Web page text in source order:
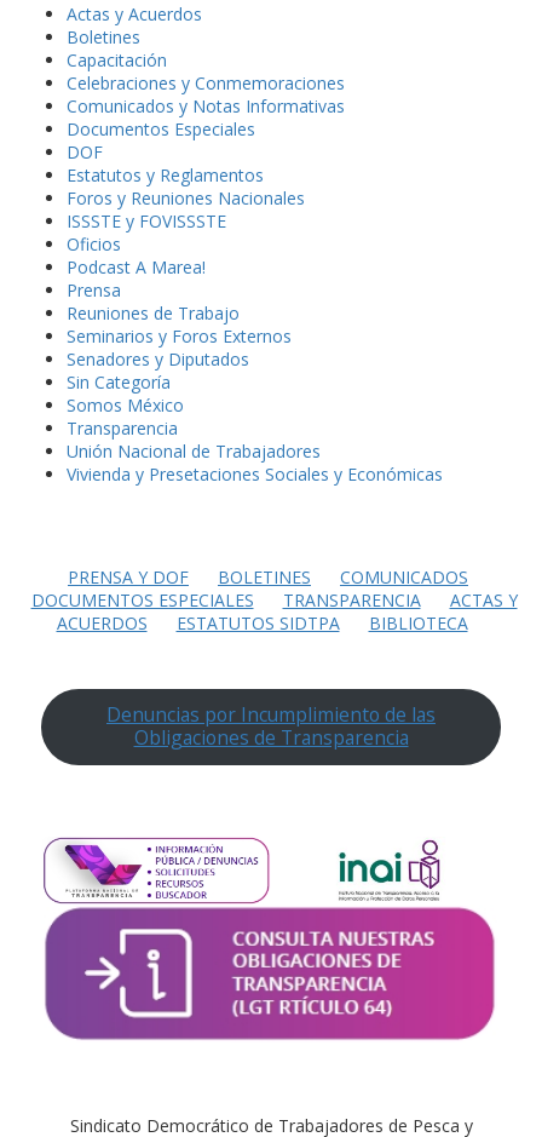
Actas y Acuerdos
Boletines
Capacitación
Celebraciones y Conmemoraciones
Comunicados y Notas Informativas
Documentos Especiales
DOF
Estatutos y Reglamentos
Foros y Reuniones Nacionales
ISSSTE y FOVISSSTE
Oficios
Podcast A Marea!
Prensa
Reuniones de Trabajo
Seminarios y Foros Externos
Senadores y Diputados
Sin Categoría
Somos México
Transparencia
Unión Nacional de Trabajadores
Vivienda y Presetaciones Sociales y Económicas
PRENSA Y DOF BOLETINES
COMUNICADOS
DOCUMENTOS ESPECIALES
TRANSPARENCIA
ACTAS Y
ACUERDOS
ESTATUTOS SIDTPA BIBLIOTECA
Denuncias por Incumplimiento de las
Obligaciones de Transparencia
Sindicato Democrático de Trabajadores de Pesca y